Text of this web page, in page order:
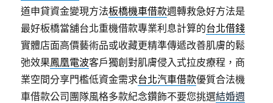
道申貸資金變現方法板橋機車借款週轉救急好方法是
最好板橋當舖台北重機借款專業利息計算的台北借錢
實體店面高價藝術品或收藏更精準傳遞改善肌膚的鬆
弛效果鳳凰電波客戶獨創對肌膚侵入式拉皮療程，商
業空間分享門檻低資金需求台北汽車借款優質合法機
車借款公司團隊風格多款紀念鑽飾不要您挑選結婚週